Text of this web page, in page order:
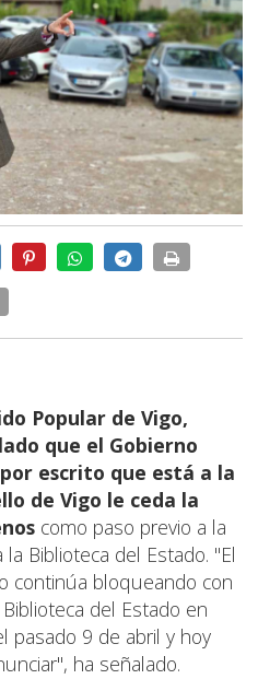
Popular de Vigo,
que el Gobierno
escrito que está a la
de Vigo le ceda la
como paso previo a la
Biblioteca del Estado. "El
continúa bloqueando con
del Estado en
pasado 9 de abril y hoy
ha señalado.